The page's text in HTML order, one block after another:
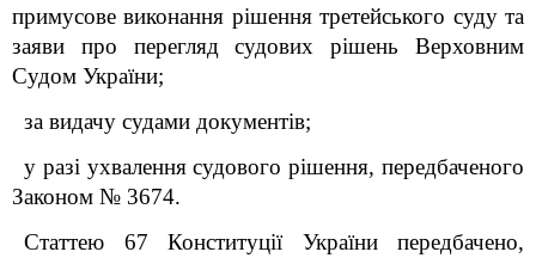
примусове виконання рішення третейського суду та
заяви про перегляд судових рішень Верховним
Судом України;
за видачу судами документів;
у разі ухвалення судового рішення, передбаченого
Законом № 3674.
Статтею 67 Конституції України передбачено,